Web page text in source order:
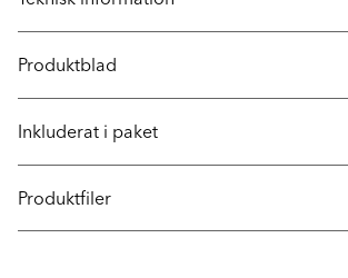
Produktblad
Inkluderat i paket
Produktfiler